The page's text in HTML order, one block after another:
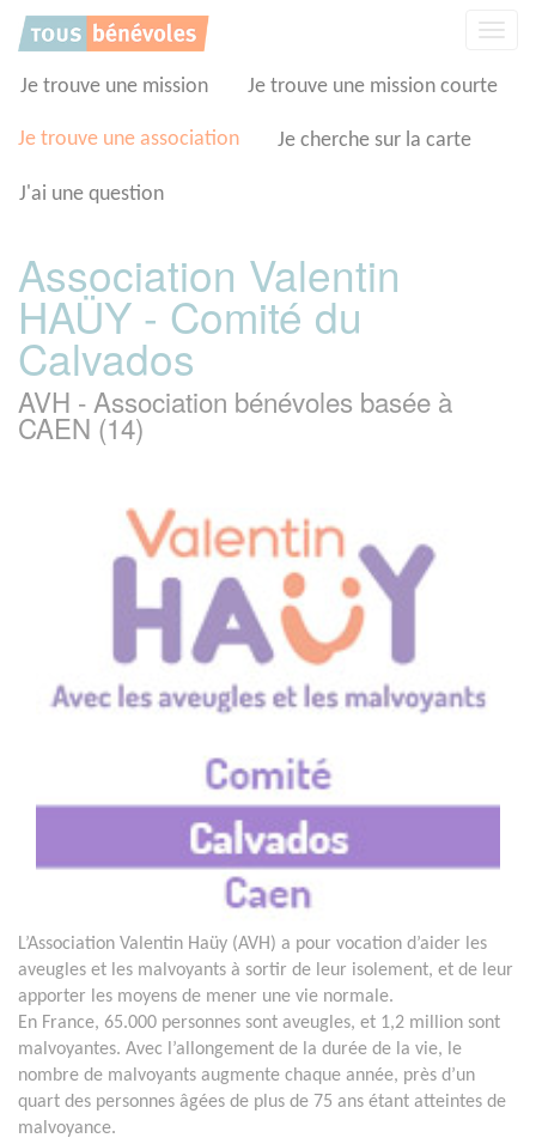
Je trouve une mission Je trouve une mission courte
Je trouve une association Je cherche sur la carte
J'ai une question
Association Valentin
HAÜY - Comité du
Calvados
AVH - Association bénévoles basée à
CAEN (14)
L’Association Valentin Haüy (AVH) a pour vocation d’aider les
aveugles et les malvoyants à sortir de leur isolement, et de leur
apporter les moyens de mener une vie normale.
En France, 65.000 personnes sont aveugles, et 1,2 million sont
malvoyantes. Avec l’allongement de la durée de la vie, le
nombre de malvoyants augmente chaque année, près d’un
quart des personnes âgées de plus de 75 ans étant atteintes de
malvoyance.
Panneau de gestion des cookies